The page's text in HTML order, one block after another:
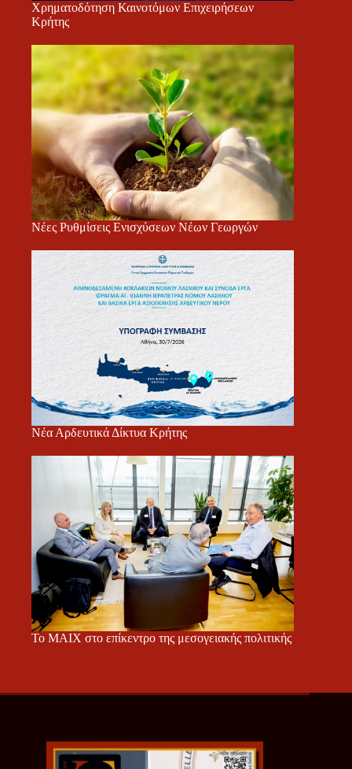
Χρηματοδότηση Καινοτόμων Επιχειρήσεων
Κρήτης
Νέες Ρυθμίσεις Ενισχύσεων Νέων Γεωργών
Νέα Αρδευτικά Δίκτυα Κρήτης
Το ΜΑΙΧ στο επίκεντρο της μεσογειακής πολιτικής